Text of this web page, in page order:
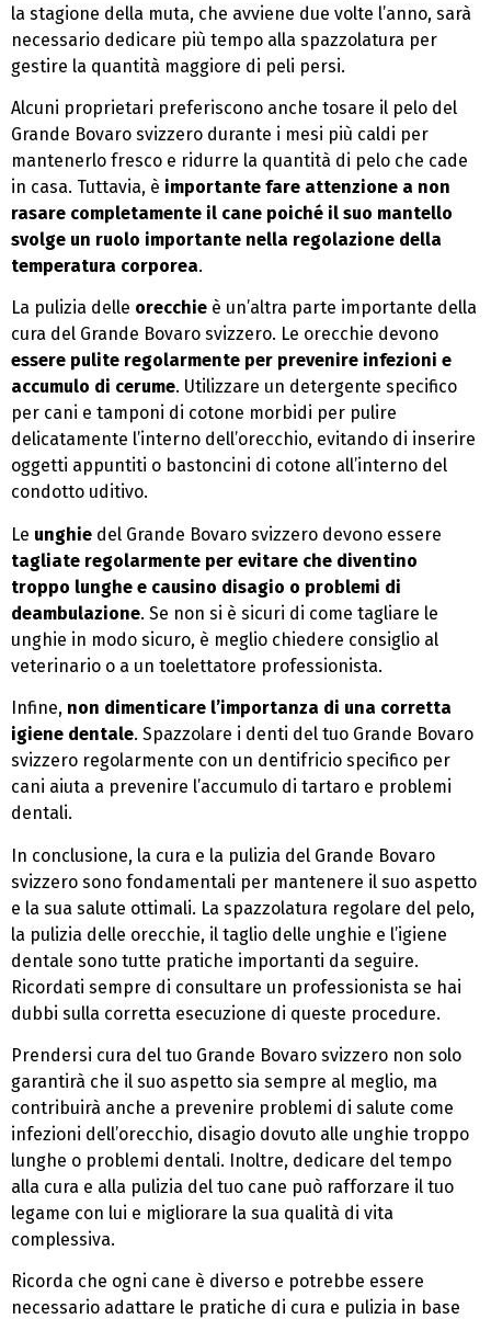
la stagione della muta, che avviene due volte l’anno, sarà
necessario dedicare più tempo alla spazzolatura per
gestire la quantità maggiore di peli persi.
Alcuni proprietari preferiscono anche tosare il pelo del
Grande Bovaro svizzero durante i mesi più caldi per
mantenerlo fresco e ridurre la quantità di pelo che cade
in casa. Tuttavia, è importante fare attenzione a non
rasare completamente il cane poiché il suo mantello
svolge un ruolo importante nella regolazione della
temperatura corporea.
La pulizia delle orecchie è un’altra parte importante della
cura del Grande Bovaro svizzero. Le orecchie devono
essere pulite regolarmente per prevenire infezioni e
accumulo di cerume. Utilizzare un detergente specifico
per cani e tamponi di cotone morbidi per pulire
delicatamente l’interno dell’orecchio, evitando di inserire
oggetti appuntiti o bastoncini di cotone all’interno del
condotto uditivo.
Le unghie del Grande Bovaro svizzero devono essere
tagliate regolarmente per evitare che diventino
troppo lunghe e causino disagio o problemi di
deambulazione. Se non si è sicuri di come tagliare le
unghie in modo sicuro, è meglio chiedere consiglio al
veterinario o a un toelettatore professionista.
Infine, non dimenticare l’importanza di una corretta
igiene dentale. Spazzolare i denti del tuo Grande Bovaro
svizzero regolarmente con un dentifricio specifico per
cani aiuta a prevenire l’accumulo di tartaro e problemi
dentali.
In conclusione, la cura e la pulizia del Grande Bovaro
svizzero sono fondamentali per mantenere il suo aspetto
e la sua salute ottimali. La spazzolatura regolare del pelo,
la pulizia delle orecchie, il taglio delle unghie e l’igiene
dentale sono tutte pratiche importanti da seguire.
Ricordati sempre di consultare un professionista se hai
dubbi sulla corretta esecuzione di queste procedure.
Prendersi cura del tuo Grande Bovaro svizzero non solo
garantirà che il suo aspetto sia sempre al meglio, ma
contribuirà anche a prevenire problemi di salute come
infezioni dell’orecchio, disagio dovuto alle unghie troppo
lunghe o problemi dentali. Inoltre, dedicare del tempo
alla cura e alla pulizia del tuo cane può rafforzare il tuo
legame con lui e migliorare la sua qualità di vita
complessiva.
Ricorda che ogni cane è diverso e potrebbe essere
necessario adattare le pratiche di cura e pulizia in base